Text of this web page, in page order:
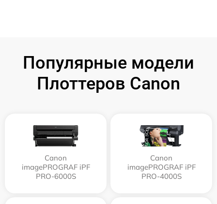
Популярные модели
Плоттеров Canon
Canon
imagePROGRAF iPF
PRO-6000S
Canon
imagePROGRAF iPF
PRO-4000S